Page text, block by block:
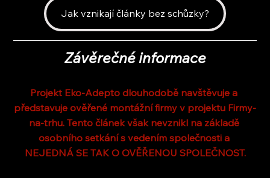
Jak vznikají články bez schůzky?
Závěrečné informace
Projekt Eko-Adepto dlouhodobě navštěvuje a
představuje ověřené montážní firmy v projektu Firmy-
na-trhu. Tento článek však nevznikl na základě
osobního setkání s vedením společnosti a
NEJEDNÁ SE TAK O OVĚŘENOU SPOLEČNOST.